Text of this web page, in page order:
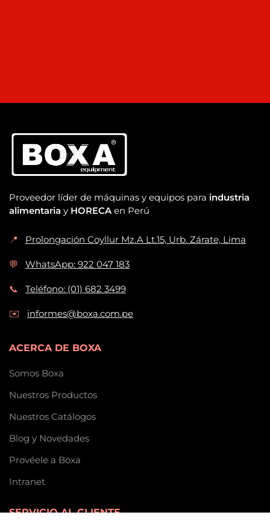
Proveedor líder de máquinas y equipos para industria
alimentaria y HORECAen Perú
📍 Prolongación Coyllur Mz.A Lt.15, Urb. Zárate, Lima
💬 WhatsApp: 922 047 183
📞 Teléfono: (01) 682 3499
✉️ informes@boxa.com.pe
ACERCA DE BOXA
Somos Boxa
Nuestros Productos
Nuestros Catálogos
Blog y Novedades
Provéele a Boxa
Intranet
SERVICIO AL CLIENTE